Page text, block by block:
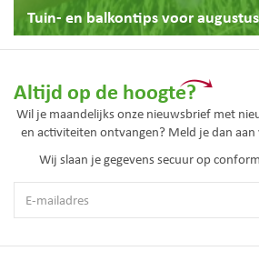
Tuin- en balkontips voor augustus
Altijd op de hoogte?
Wil je maandelijks onze nieuwsbrief met
en activiteiten ontvangen? Meld je dan
Wij slaan je gegevens secuur op